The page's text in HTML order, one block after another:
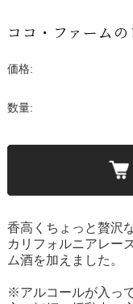
ココ・ファーム
価格:
数量:
香高くちょっと贅沢
カリフォルニアレー
ム酒を加えました。
※アルコールが入っ